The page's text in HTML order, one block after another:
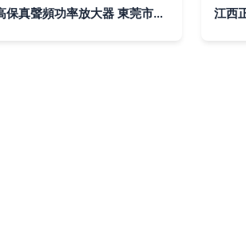
D1205.1A 五聲道高保真聲頻功率放大器 東莞市惠威音響燈光工程公司的音質革新之作